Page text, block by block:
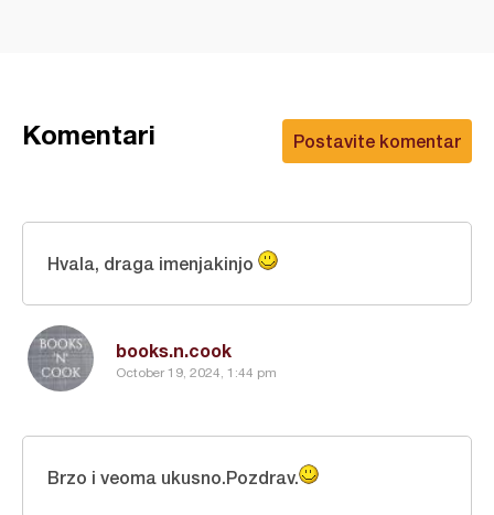
Postavite komentar
Komentari
books.n.cook
October 19, 2024, 1:44 pm
Hvala, draga imenjakinjo
Brzo i veoma ukusno.Pozdrav.